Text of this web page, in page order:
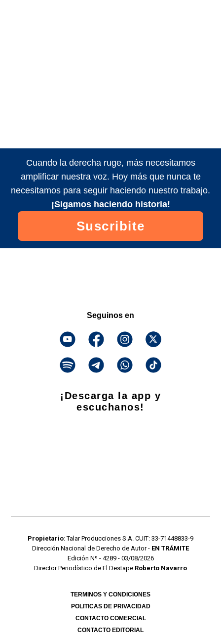
Cuando la derecha ruge, más necesitamos
amplificar nuestra voz. Hoy más que nunca te
necesitamos para seguir haciendo nuestro trabajo.
¡Sigamos haciendo historia!
Suscribite
Seguinos en
¡Descarga la app y
escuchanos!
Propietario: Talar Producciones S.A. CUIT: 33-71448833-9
Dirección Nacional de Derecho de Autor - EN TRÁMITE
Edición Nº - 4289 - 03/08/2026
Director Periodístico de El Destape Roberto Navarro
TERMINOS Y CONDICIONES
POLITICAS DE PRIVACIDAD
CONTACTO COMERCIAL
CONTACTO EDITORIAL